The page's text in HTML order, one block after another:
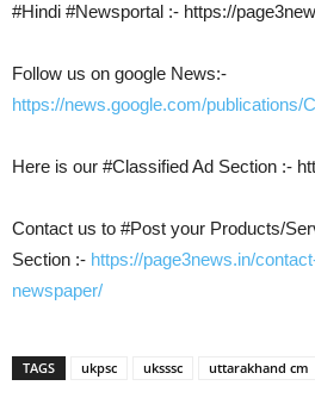
#Hindi #Newsportal :- https://
Follow us on google News:-
https://news.google.com/
Here is our #Classified Ad Section :-
Contact us to #Post your Products/
Section :- https://page3news.in/
newspaper/
TAGS ukpsc uksssc uttarakhand cm